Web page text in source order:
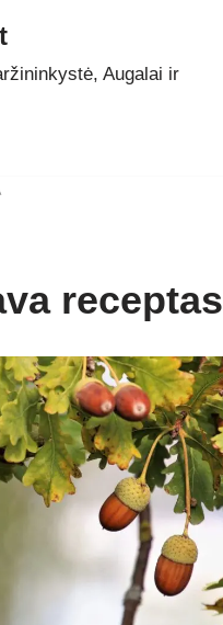
Augalai ir
receptas